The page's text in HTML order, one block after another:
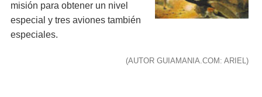
misión para obtener un nivel
especial y tres aviones también
especiales.
(AUTOR GUIAMANIA.COM: ARIEL)